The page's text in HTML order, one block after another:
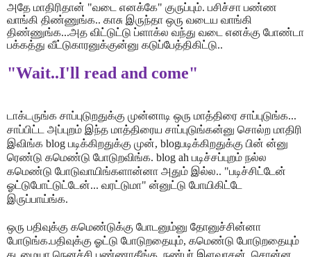
அதே மாதிரிதான் "வடை எனக்கே" குருப்பும். பசிச்சா பண்ண
வாங்கி திண்ணுங்க.. காசு இருந்தா ஒரு வடைய வாங்கி
திண்ணுங்க...அத விட்டுட்டு ப்ளாக்ல வந்து வடை எனக்கு போண்டா
பக்கத்து வீட்டுகாரனுக்குன்னு கடுப்பேத்திகிட்டு..
"Wait..I'll read and come"
டாக்டருங்க சாப்புடுறதுக்கு முன்னாடி ஒரு மாத்திரை சாப்புடுங்க...
சாப்பிட்ட அப்புறம் இந்த மாத்திரைய சாப்புடுங்கன்னு சொல்ற மாதிரி
இவிங்க blog படிக்கிறதுக்கு முன், blogபடிக்கிறதுக்கு பின் ன்னு
ரெண்டு கமெண்டு போடுறவிங்க. blog ah படிச்சப்புறம் நல்ல
கமெண்டு போடுவாயிங்களான்னா அதும் இல்ல.. "படிச்சிட்டேன்
ஓட்டுபோட்டுட்டேன்... வரட்டுமா" ன்னுட்டு போயிகிட்டே
இருப்பாய்ங்க.
ஒரு பதிவுக்கு கமெண்டுக்கு போடனும்னு தோனுச்சின்னா
போடுங்க.பதிவுக்கு ஓட்டு போடுறதையும், கமெண்டு போடுறதையும்
கடமையா நெனச்சி பண்ணாதீங்க. நண்பர் இளவரசன் சொன்ன